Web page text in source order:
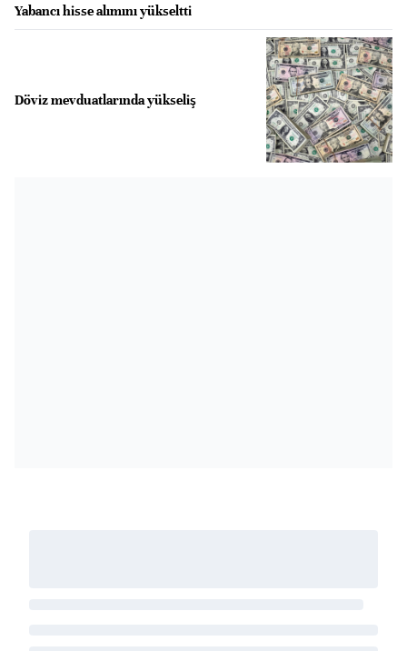
Yabancı hisse alımını yükseltti
Döviz mevduatlarında yükseliş